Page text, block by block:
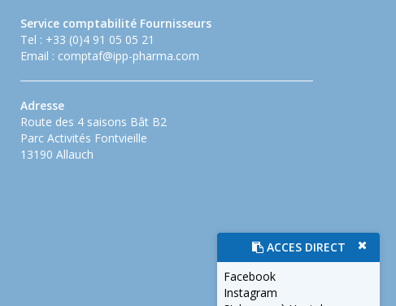
Service comptabilité Fournisseurs
Tel : +33 (0)4 91 05 05 21
Email : comptaf@ipp-pharma.com
Adresse
Route des 4 saisons Bât B2
Parc Activités Fontvieille
13190 Allauch
ACCES DIRECT
Facebook
Instagram